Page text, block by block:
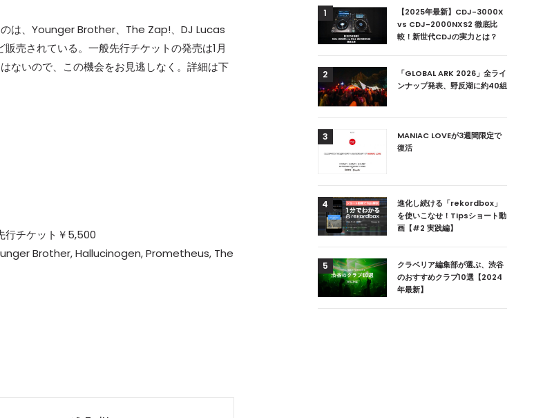
は、Younger Brother、The Zap!、DJ Lucas
売されている。一般先行チケットの発売は1月
ないので、この機会をお見逃しなく。詳細は下
行チケット￥5,500
Brother, Hallucinogen, Prometheus, The
のおすすめクラブ10選【2024
年最新】
2
ニュージーランドの新首相は元
5
レコードのためのDJブース
1
【2025年最新】CDJ-3000X
vs CDJ-2000NXS2 徹底比
較！新世代CDJの実力とは？
2
「GLOBAL ARK 2026」全ライ
ンナップ発表、野反湖に約40組
3
MANIAC LOVEが3週間限定で
復活
4
進化し続ける「rekordbox」
を使いこなせ！Tipsショート動
画【#2 実践編】
5
クラベリア編集部が選ぶ、渋谷
のおすすめクラブ10選【2024
年最新】